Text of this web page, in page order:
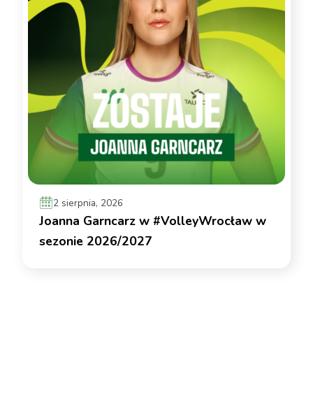
2 sierpnia, 2026
Joanna Garncarz w #VolleyWrocław w
sezonie 2026/2027